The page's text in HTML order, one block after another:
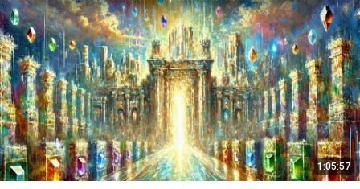
1:05:57